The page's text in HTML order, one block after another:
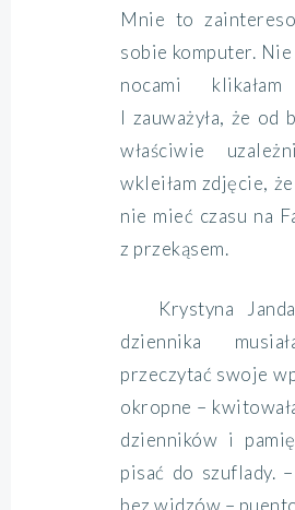
Mnie to
sobie komputer. Nie
nocami
I zauważyła, że
właściwie
wkleiłam zdjęcie,
nie mieć czasu na
z przekąsem.
Krystyna
dziennika
przeczytać swoje
okropne –
dzienników i
pisać do szuflady.
bez widzów –